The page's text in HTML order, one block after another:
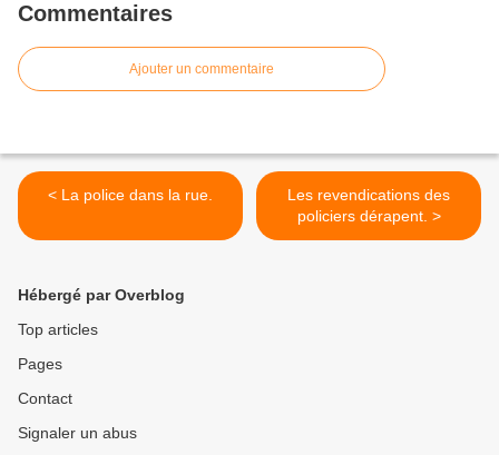
Commentaires
Ajouter un commentaire
< La police dans la rue.
Les revendications des
policiers dérapent. >
Hébergé par Overblog
Top articles
Pages
Contact
Signaler un abus